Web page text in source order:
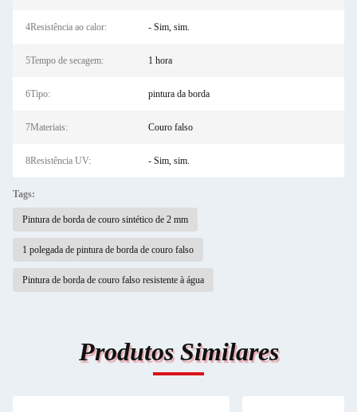
4Resistência ao calor: - Sim, sim.
5Tempo de secagem: 1 hora
6Tipo: pintura da borda
7Materiais: Couro falso
8Resistência UV: - Sim, sim.
Tags:
Pintura de borda de couro sintético de 2 mm
1 polegada de pintura de borda de couro falso
Pintura de borda de couro falso resistente à água
Produtos Similares